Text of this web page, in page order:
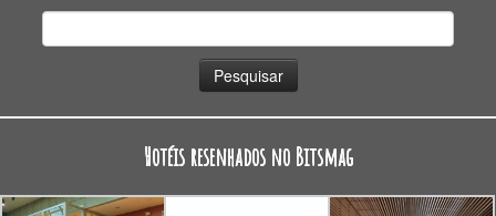
Hotéis resenhados no Bitsmag